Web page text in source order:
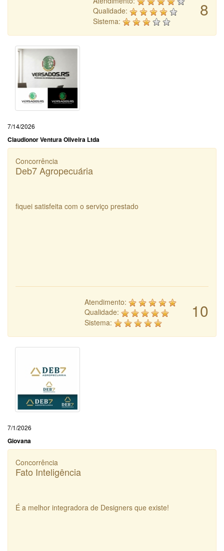
8
Qualidade:
Sistema:
7/14/2026
Claudionor Ventura Oliveira Ltda
Concorrência
Deb7 Agropecuária
fiquei satisfeita com o serviço prestado
10
Atendimento:
Qualidade:
Sistema:
7/1/2026
Giovana
Concorrência
Fato Inteligência
É a melhor integradora de Designers que existe!